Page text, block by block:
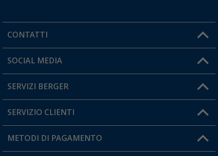
CONTATTI
Orari di apertura del servizio:
Hai una domanda?
SOCIAL MEDIA
SERVIZI BERGER
Diventare rivenditori
Il mio Account
SERVIZIO CLIENTI
Informazioni sulla spedizione
METODI DI PAGAMENTO